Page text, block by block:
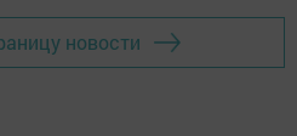
новости